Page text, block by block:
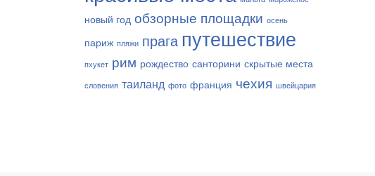
новый год обзорные площадки осень
париж пляжи прага путешествие
пхукет рим рождество санторини скрытые места
словения таиланд фото франция чехия швейцария